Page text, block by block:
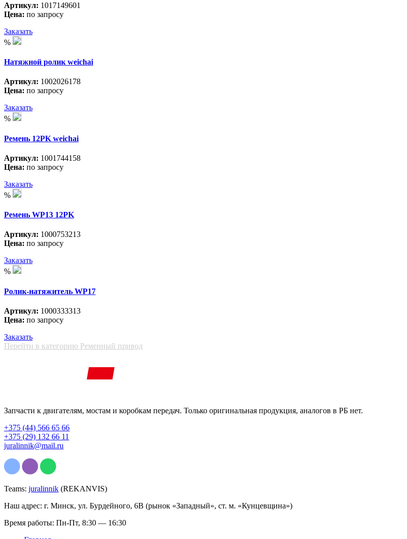
Артикул: 1017149601
Цена: по запросу
Заказать
%
Натяжной ролик weichai
Артикул: 1002026178
Цена: по запросу
Заказать
%
Ремень 12PK weichai
Артикул: 1001744158
Цена: по запросу
Заказать
%
Ремень WP13 12PK
Артикул: 1000753213
Цена: по запросу
Заказать
%
Ролик-натяжитель WP17
Артикул: 1000333313
Цена: по запросу
Заказать
Перейти в категорию Ременный привод
Запчасти к двигателям, мостам и коробкам передач. Только оригинальная продукция, аналогов в РБ нет.
+375 (44) 566 65 66
+375 (29) 132 66 11
juralinnik@mail.ru
Teams: juralinnik (REKANVIS)
Наш адрес: г. Минск, ул. Бурдейного, 6В (рынок «Западный», ст. м. «Кунцевщина»)
Время работы: Пн-Пт, 8:30 — 16:30